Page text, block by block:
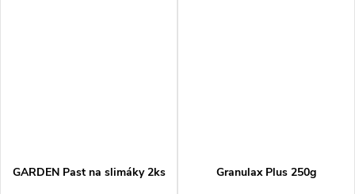
GARDEN Past na slimáky 2ks Granulax Plus 250g